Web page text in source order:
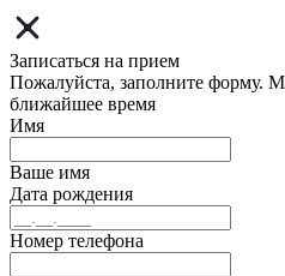
Записаться на прием
Пожалуйста, заполните форму.
ближайшее время
Имя
Ваше имя
Дата рождения
Номер телефона